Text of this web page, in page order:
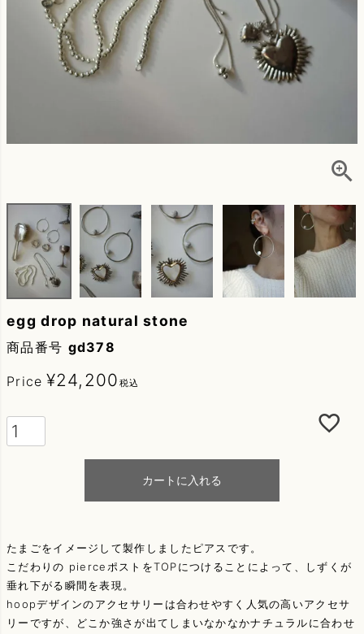
egg drop natural stone
商品番号 gd378
Price ¥24,200 税込
カートに入れる
たまごをイメージして製作しましたピアスです。
こだわりの pierceポストをTOPにつけることによって、しずくが
垂れ下がる瞬間を表現。
hoopデザインのアクセサリーは合わせやすく人気の高いアクセサ
リーですが、どこか強さが出てしまいなかなかナチュラルに合わせ